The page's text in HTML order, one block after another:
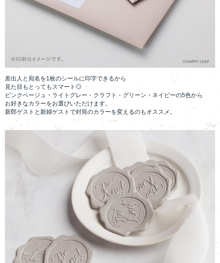
差出人と宛名を1枚のシールに印字できるから
見た目もとってもスマート◎
ピンクベージュ・ライトグレー・クラフト・グリーン・ネイビーの5色から
お好きなカラーをお選びいただけます。
新郎ゲストと新婦ゲストで封筒のカラーを変えるのもオススメ。